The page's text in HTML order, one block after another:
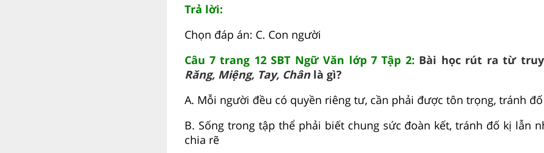
Trả lời:
Chọn đáp án: C. Con người
Câu 7 trang 12 SBT Ngữ Văn lớp 7 Tập 2: Bài học rút ra từ
Răng, Miệng, Tay, Chânlà gì?
A. Mỗi người đều có quyền riêng tư, cần phải được tôn trọng, tránh
B. Sống trong tập thể phải biết chung sức đoàn kết, tránh đố kị lẫn
chia rẽ